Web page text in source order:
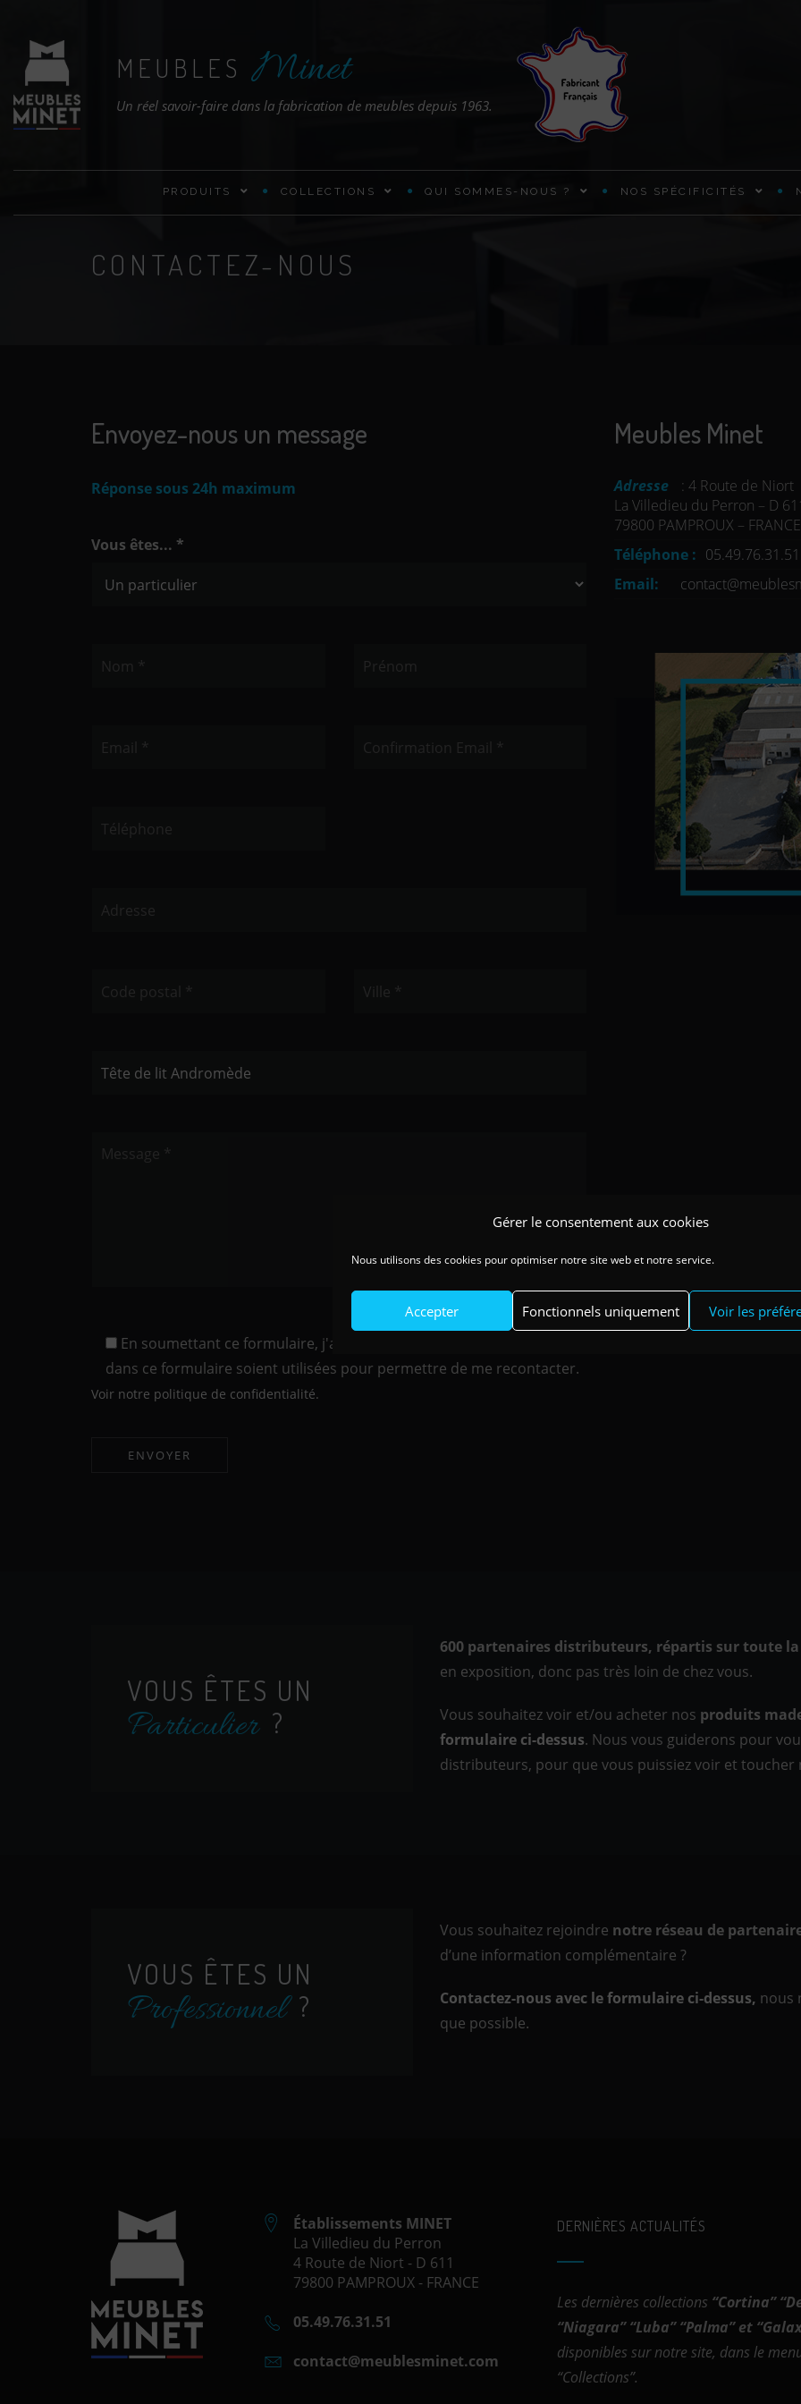
Gérer le consentement aux cookies
Nous utilisons des cookies pour optimiser notre site web et notre service.
Accepter Fonctionnels uniquement Voir les
MEUBLES Minet
Un réel savoir-faire dans la fabrication de meubles depuis 1963.
PRODUITS COLLECTIONS QUI SOMMES-NOUS ? NOS SPÉCIFICITÉS
CONTACTEZ-NOUS
Envoyez-nous un message
Réponse sous 24h maximum
Vous êtes... *
En soumettant ce formulaire, j'accepte que les informations saisies
dans ce formulaire soient utilisées pour permettre de me recontacter.
Voir notre politique de confidentialité.
Meubles Minet
Adresse
: 4 Route de Niort
La Villedieu du Perron – D
79800 PAMPROUX – FRANCE
Téléphone : 05.49.76.31.51
Email:
VOUS ÊTES UN
Particulier ?
600 partenaires distributeurs, répartis sur toute la
en exposition, donc pas très loin de chez vous.
Vous souhaitez voir et/ou acheter nos produits
formulaire ci-dessus. Nous vous guiderons pour
distributeurs, pour que vous puissiez voir et toucher
VOUS ÊTES UN
Professionnel?
Vous souhaitez rejoindre notre réseau de
d’une information complémentaire ?
Contactez-nous avec le formulaire ci-dessus, nous
que possible.
Établissements MINET
La Villedieu du Perron
4 Route de Niort - D 611
79800 PAMPROUX - FRANCE
05.49.76.31.51
contact@meublesminet.com
DERNIÈRES ACTUALITÉS
Les dernières collections “Cortina” “
“Niagara” “Luba” “Palma” et “
disponibles sur notre site, dans le
“Collections”.